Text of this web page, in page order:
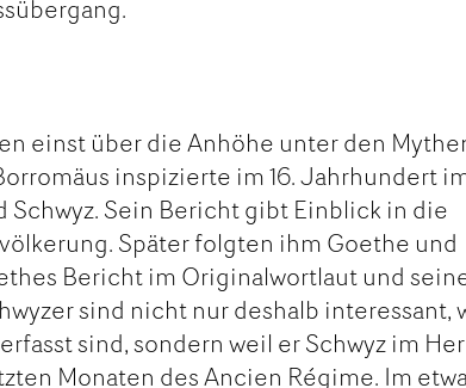
einst über die Anhöhe unter den
inspizierte im 16. Jahrhundert
Schwyz. Sein Bericht gibt Einblick in die
Später folgten ihm Goethe und
Bericht im Originalwortlaut und
sind nicht nur deshalb interessant,
sind, sondern weil er Schwyz im
Monaten des Ancien Régime. Im